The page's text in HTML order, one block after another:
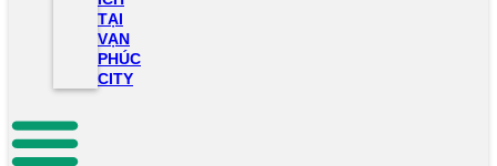
TẠI
VẠN
PHÚC
CITY